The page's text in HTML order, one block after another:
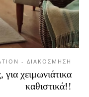
- ΔΙΑΚΟΣΜΗΣΗ
χειμωνιάτικα
καθιστικά!!